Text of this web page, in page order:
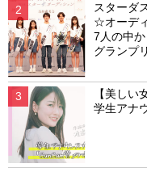
スターダ
☆オーデ
7人の中
グランプ
【美しい
学生アナ